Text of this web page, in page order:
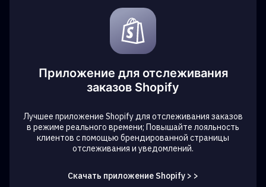
Приложение для отслеживания
заказов Shopify
Лучшее приложение Shopify для отслеживания заказов
в режиме реального времени; Повышайте лояльность
клиентов с помощью брендированной страницы
отслеживания и уведомлений.
Скачать приложение Shopify > >